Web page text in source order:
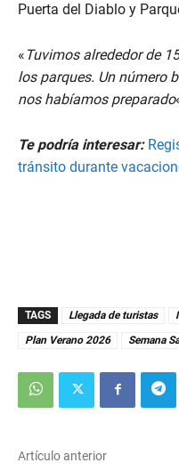
Puerta del Diablo y
« Tuvimos alrededor de
los parques. Un número
nos habíamos preparado
Te podría interesar:
tránsito durante
TAGS Llegada de turistas
Plan Verano 2026
Semana
Artículo anterior